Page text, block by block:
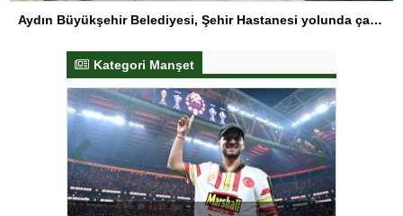
Aydın Büyükşehir Belediyesi, Şehir Hastanesi yolunda çalışmalarını sürdürüyor
Kategori Manşet